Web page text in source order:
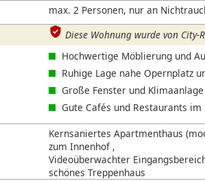
max. 2 Personen, nur an
Diese Wohnung wurde von
Hochwertige Möblierung und
Ruhige Lage nahe Opernplatz
Große Fenster und Klimaanlage
Gute Cafés und Restaurants
Kernsaniertes Apartmenthaus
zum Innenhof ,
Videoüberwachter
schönes Treppenhaus